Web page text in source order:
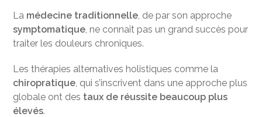
La médecine traditionnelle , de par son approche
symptomatique , ne connaît pas un grand succès pour
traiter les douleurs chroniques.
Les thérapies alternatives holistiques comme la
chiropratique , qui s’inscrivent dans une approche plus
globale ont des taux de réussite beaucoup plus
élevés.